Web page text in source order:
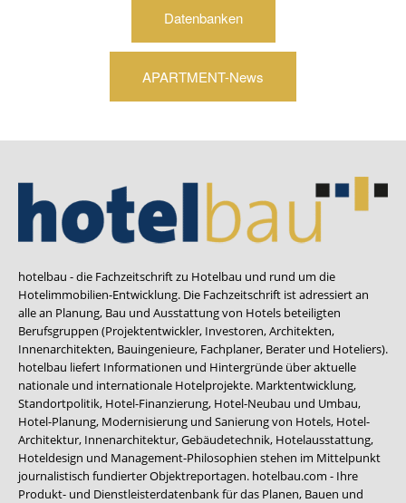
Datenbanken
APARTMENT-News
hotelbau - die Fachzeitschrift zu Hotelbau und rund um die
Hotelimmobilien-Entwicklung. Die Fachzeitschrift ist adressiert an
alle an Planung, Bau und Ausstattung von Hotels beteiligten
Berufsgruppen (Projektentwickler, Investoren, Architekten,
Innenarchitekten, Bauingenieure, Fachplaner, Berater und Hoteliers).
hotelbau liefert Informationen und Hintergründe über aktuelle
nationale und internationale Hotelprojekte. Marktentwicklung,
Standortpolitik, Hotel-Finanzierung, Hotel-Neubau und Umbau,
Hotel-Planung, Modernisierung und Sanierung von Hotels, Hotel-
Architektur, Innenarchitektur, Gebäudetechnik, Hotelausstattung,
Hoteldesign und Management-Philosophien stehen im Mittelpunkt
journalistisch fundierter Objektreportagen. hotelbau.com - Ihre
Produkt- und Dienstleisterdatenbank für das Planen, Bauen und